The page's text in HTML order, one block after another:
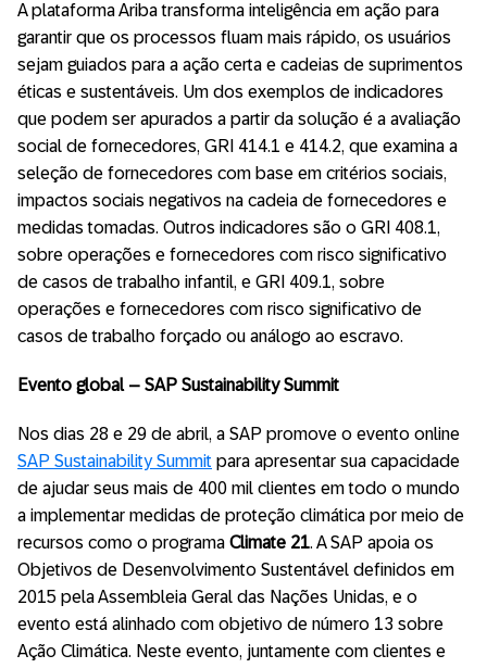
A plataforma Ariba transforma inteligência em ação para
garantir que os processos fluam mais rápido, os usuários
sejam guiados para a ação certa e cadeias de suprimentos
éticas e sustentáveis. Um dos exemplos de indicadores
que podem ser apurados a partir da solução é a avaliação
social de fornecedores, GRI 414.1 e 414.2, que examina a
seleção de fornecedores com base em critérios sociais,
impactos sociais negativos na cadeia de fornecedores e
medidas tomadas. Outros indicadores são o GRI 408.1,
sobre operações e fornecedores com risco significativo
de casos de trabalho infantil, e GRI 409.1, sobre
operações e fornecedores com risco significativo de
casos de trabalho forçado ou análogo ao escravo.
Evento global – SAP Sustainability Summit
Nos dias 28 e 29 de abril, a SAP promove o evento online
SAP Sustainability Summit para apresentar sua capacidade
de ajudar seus mais de 400 mil clientes em todo o mundo
a implementar medidas de proteção climática por meio de
recursos como o programa Climate 21. A SAP apoia os
Objetivos de Desenvolvimento Sustentável definidos em
2015 pela Assembleia Geral das Nações Unidas, e o
evento está alinhado com objetivo de número 13 sobre
Ação Climática. Neste evento, juntamente com clientes e